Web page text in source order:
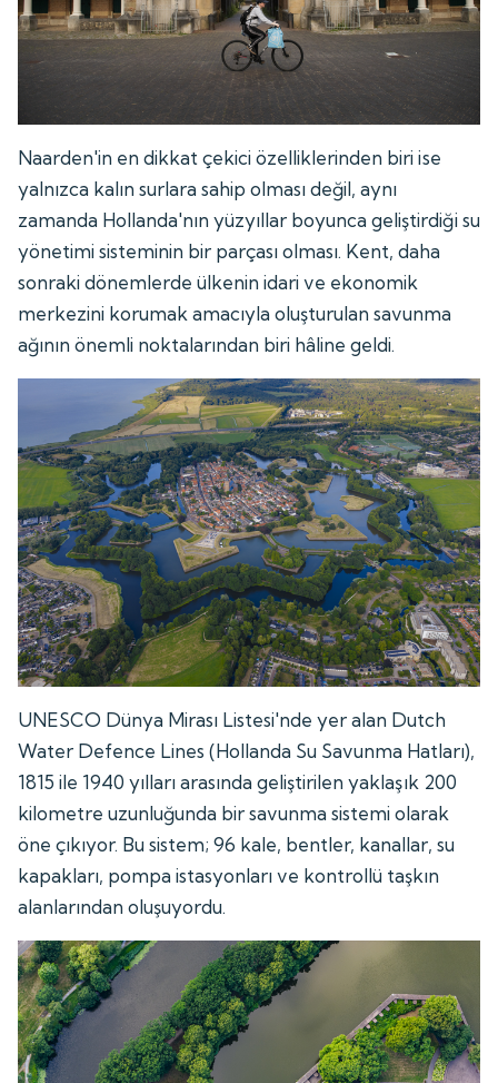
Naarden'in en dikkat çekici özelliklerinden biri ise
yalnızca kalın surlara sahip olması değil, aynı
zamanda Hollanda'nın yüzyıllar boyunca geliştirdiği su
yönetimi sisteminin bir parçası olması. Kent, daha
sonraki dönemlerde ülkenin idari ve ekonomik
merkezini korumak amacıyla oluşturulan savunma
ağının önemli noktalarından biri hâline geldi.
UNESCO Dünya Mirası Listesi'nde yer alan Dutch
Water Defence Lines (Hollanda Su Savunma Hatları),
1815 ile 1940 yılları arasında geliştirilen yaklaşık 200
kilometre uzunluğunda bir savunma sistemi olarak
öne çıkıyor. Bu sistem; 96 kale, bentler, kanallar, su
kapakları, pompa istasyonları ve kontrollü taşkın
alanlarından oluşuyordu.